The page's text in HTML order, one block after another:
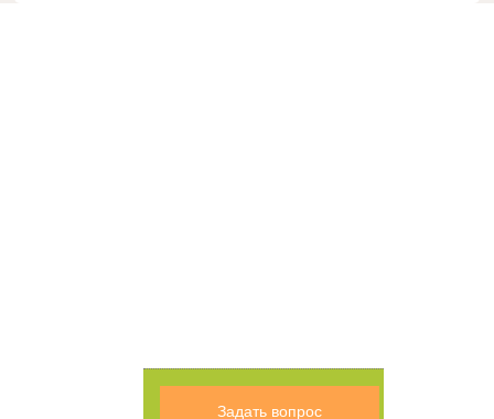
Задать вопрос